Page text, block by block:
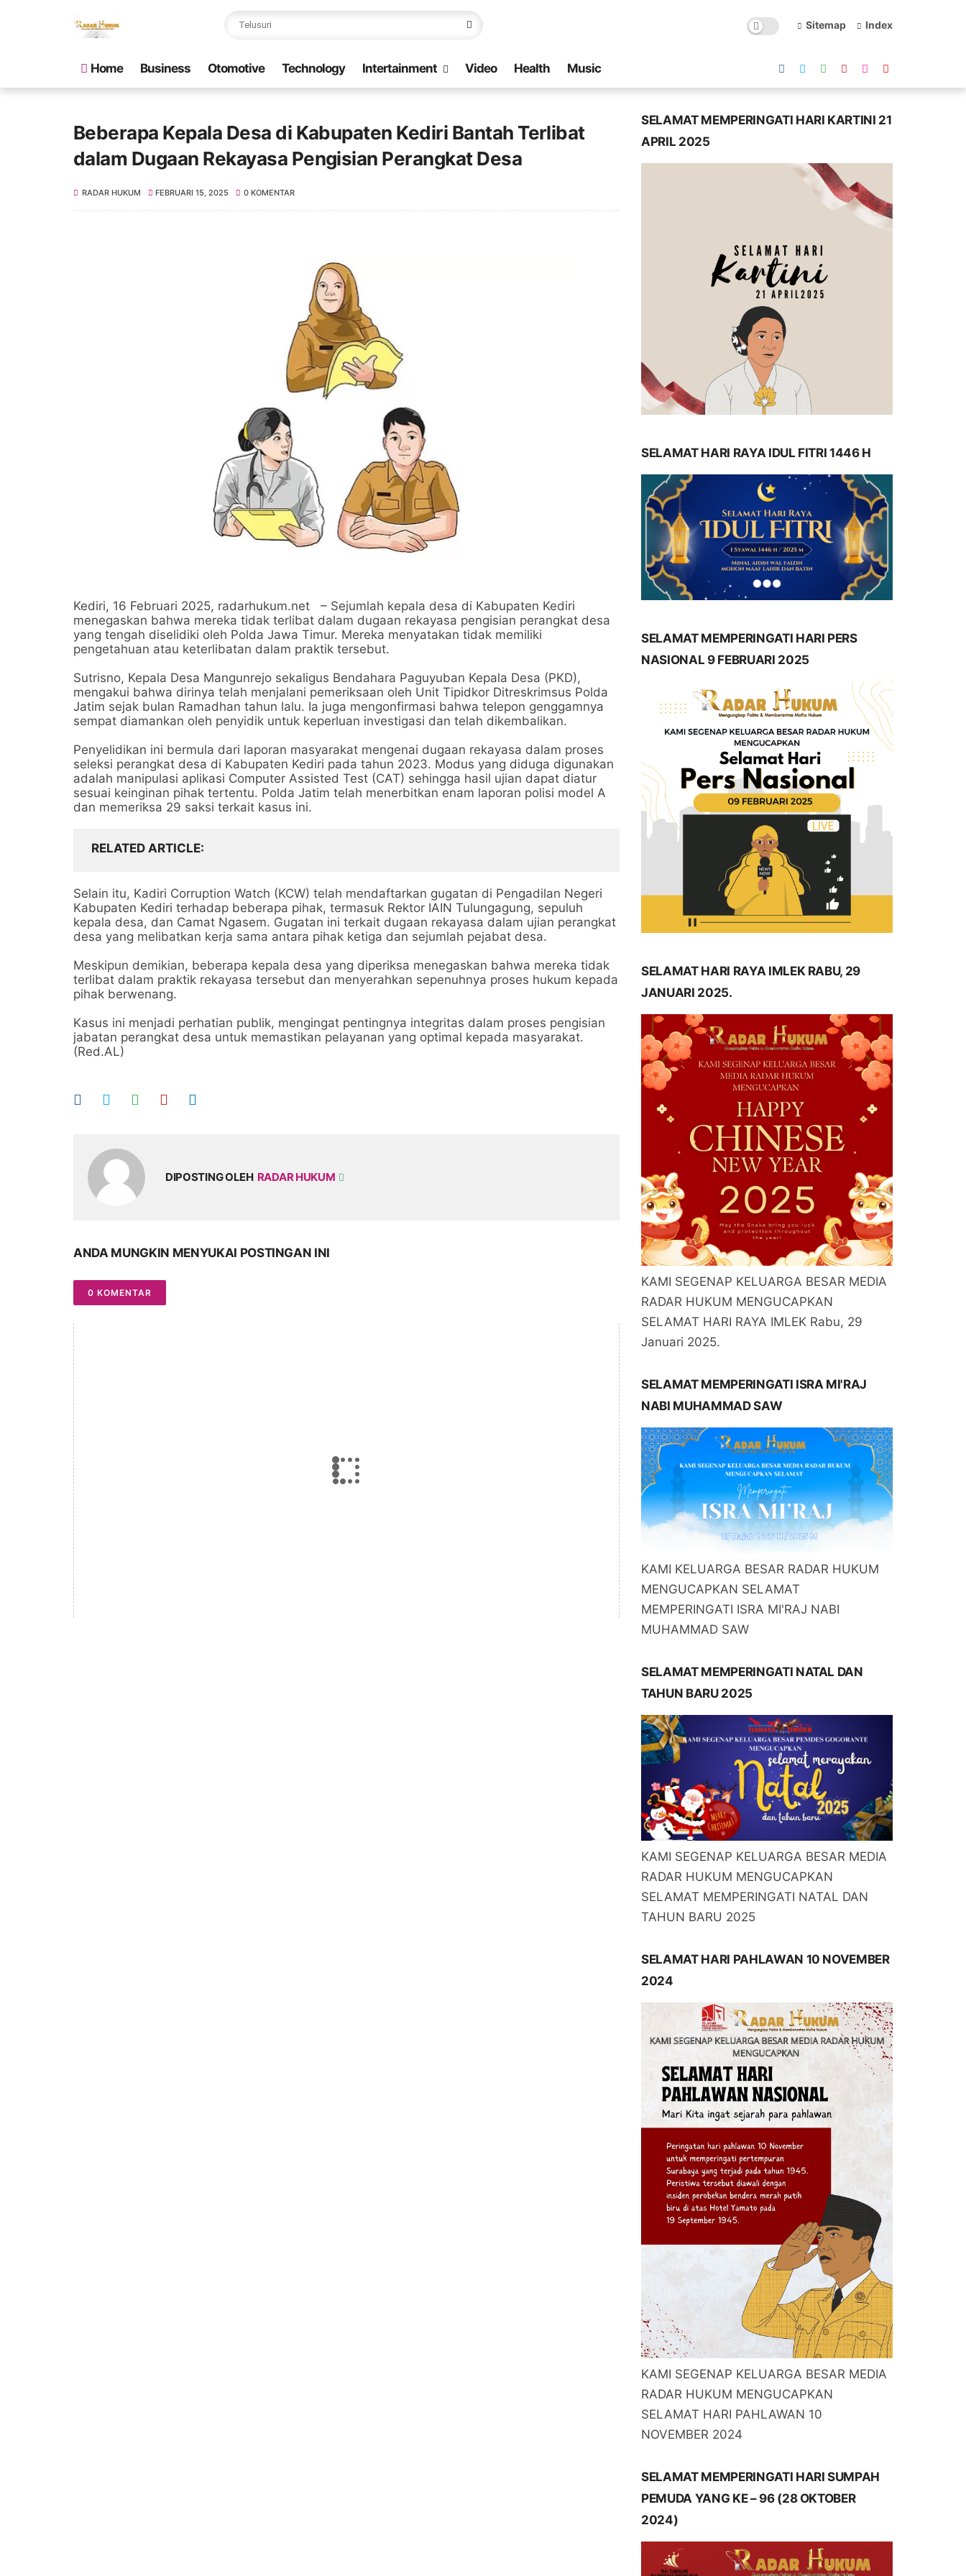
Sitemap Index
Home Business Otomotive Technology Intertainment Video Health Music
Beberapa Kepala Desa di Kabupaten Kediri Bantah Terlibat
dalam Dugaan Rekayasa Pengisian Perangkat Desa
RADAR HUKUM FEBRUARI 15, 2025 0 KOMENTAR
Kediri, 16 Februari 2025, radarhukum.net – Sejumlah kepala desa di Kabupaten Kediri
menegaskan bahwa mereka tidak terlibat dalam dugaan rekayasa pengisian perangkat desa
yang tengah diselidiki oleh Polda Jawa Timur. Mereka menyatakan tidak memiliki
pengetahuan atau keterlibatan dalam praktik tersebut.
Sutrisno, Kepala Desa Mangunrejo sekaligus Bendahara Paguyuban Kepala Desa (PKD),
mengakui bahwa dirinya telah menjalani pemeriksaan oleh Unit Tipidkor Ditreskrimsus Polda
Jatim sejak bulan Ramadhan tahun lalu. Ia juga mengonfirmasi bahwa telepon genggamnya
sempat diamankan oleh penyidik untuk keperluan investigasi dan telah dikembalikan.
Penyelidikan ini bermula dari laporan masyarakat mengenai dugaan rekayasa dalam proses
seleksi perangkat desa di Kabupaten Kediri pada tahun 2023. Modus yang diduga digunakan
adalah manipulasi aplikasi Computer Assisted Test (CAT) sehingga hasil ujian dapat diatur
sesuai keinginan pihak tertentu. Polda Jatim telah menerbitkan enam laporan polisi model A
dan memeriksa 29 saksi terkait kasus ini.
RELATED ARTICLE
Selain itu, Kadiri Corruption Watch (KCW) telah mendaftarkan gugatan di Pengadilan Negeri
Kabupaten Kediri terhadap beberapa pihak, termasuk Rektor IAIN Tulungagung, sepuluh
kepala desa, dan Camat Ngasem. Gugatan ini terkait dugaan rekayasa dalam ujian perangkat
desa yang melibatkan kerja sama antara pihak ketiga dan sejumlah pejabat desa.
Meskipun demikian, beberapa kepala desa yang diperiksa menegaskan bahwa mereka tidak
terlibat dalam praktik rekayasa tersebut dan menyerahkan sepenuhnya proses hukum kepada
pihak berwenang.
Kasus ini menjadi perhatian publik, mengingat pentingnya integritas dalam proses pengisian
jabatan perangkat desa untuk memastikan pelayanan yang optimal kepada masyarakat.
(Red.AL)
DIPOSTING OLEH RADAR HUKUM
ANDA MUNGKIN MENYUKAI POSTINGAN INI
0 KOMENTAR
SELAMAT MEMPERINGATI HARI KARTINI 21
APRIL 2025
SELAMAT HARI RAYA IDUL FITRI 1446 H
SELAMAT MEMPERINGATI HARI PERS
NASIONAL 9 FEBRUARI 2025
SELAMAT HARI RAYA IMLEK RABU, 29
JANUARI 2025.
KAMI SEGENAP KELUARGA BESAR MEDIA
RADAR HUKUM MENGUCAPKAN
SELAMAT HARI RAYA IMLEK Rabu, 29
Januari 2025.
SELAMAT MEMPERINGATI ISRA MI'RAJ
NABI MUHAMMAD SAW
KAMI KELUARGA BESAR RADAR HUKUM
MENGUCAPKAN SELAMAT
MEMPERINGATI ISRA MI'RAJ NABI
MUHAMMAD SAW
SELAMAT MEMPERINGATI NATAL DAN
TAHUN BARU 2025
KAMI SEGENAP KELUARGA BESAR MEDIA
RADAR HUKUM MENGUCAPKAN
SELAMAT MEMPERINGATI NATAL DAN
TAHUN BARU 2025
SELAMAT HARI PAHLAWAN 10 NOVEMBER
2024
KAMI SEGENAP KELUARGA BESAR MEDIA
RADAR HUKUM MENGUCAPKAN
SELAMAT HARI PAHLAWAN 10
NOVEMBER 2024
SELAMAT MEMPERINGATI HARI SUMPAH
PEMUDA YANG KE – 96 (28 OKTOBER
2024)